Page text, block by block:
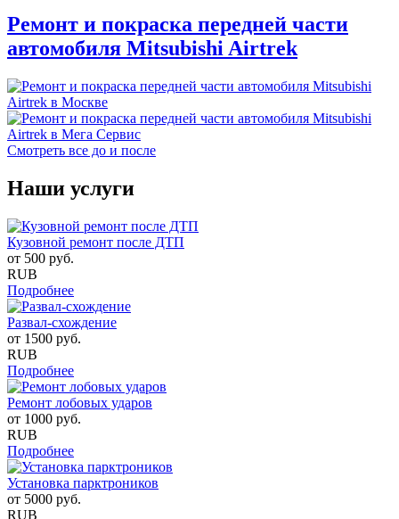
Ремонт и покраска передней части
автомобиля Mitsubishi Airtrek
Смотреть все до и после
Наши услуги
Кузовной ремонт после ДТП
от 500 руб.
RUB
Подробнее
Развал-схождение
от 1500 руб.
RUB
Подробнее
Ремонт лобовых ударов
от 1000 руб.
RUB
Подробнее
Установка парктроников
от 5000 руб.
RUB